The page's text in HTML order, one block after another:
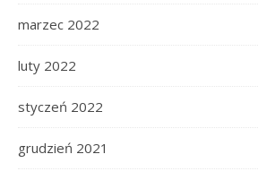
marzec 2022
luty 2022
styczeń 2022
grudzień 2021